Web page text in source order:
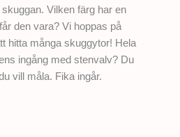
Vilken färg har en
den vara? Vi hoppas på
hitta många skuggytor! Hela
ingång med stenvalv? Du
vill måla. Fika ingår.